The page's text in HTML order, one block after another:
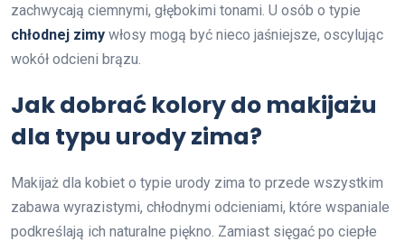
zachwycają ciemnymi, głębokimi tonami. U osób o typie
chłodnej zimy włosy mogą być nieco jaśniejsze, oscylując
wokół odcieni brązu.
Jak dobrać kolory do makijażu
dla typu urody zima?
Makijaż dla kobiet o typie urody zima to przede wszystkim
zabawa wyrazistymi, chłodnymi odcieniami, które wspaniale
podkreślają ich naturalne piękno. Zamiast sięgać po ciepłe